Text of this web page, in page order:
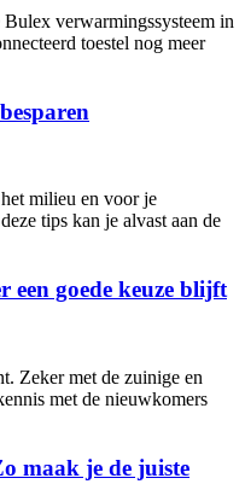
verwarmingssysteem in
toestel nog meer
milieu en voor je
tips kan je alvast aan de
een goede keuze blijft
Zeker met de zuinige en
met de nieuwkomers
maak je de juiste